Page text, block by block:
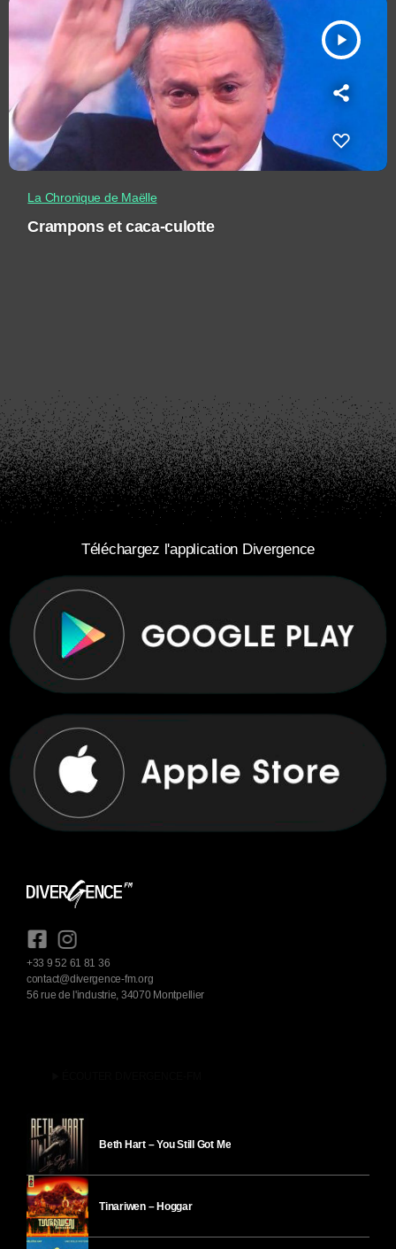
play_arrow
La Chronique de Maëlle
Crampons et caca-culotte
Téléchargez l'application Divergence
+33 9 52 61 81 36
contact@divergence-fm.org
56 rue de l'industrie, 34070 Montpellier
Beth Hart – You Still Got Me
Tinariwen – Hoggar